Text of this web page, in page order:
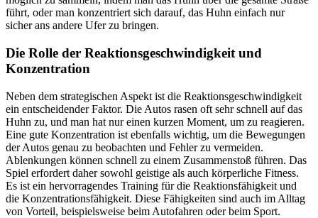
führt, oder man konzentriert sich darauf, das Huhn einfach nur
sicher ans andere Ufer zu bringen.
Die Rolle der Reaktionsgeschwindigkeit und
Konzentration
Neben dem strategischen Aspekt ist die Reaktionsgeschwindigkeit
ein entscheidender Faktor. Die Autos rasen oft sehr schnell auf das
Huhn zu, und man hat nur einen kurzen Moment, um zu reagieren.
Eine gute Konzentration ist ebenfalls wichtig, um die Bewegungen
der Autos genau zu beobachten und Fehler zu vermeiden.
Ablenkungen können schnell zu einem Zusammenstoß führen. Das
Spiel erfordert daher sowohl geistige als auch körperliche Fitness.
Es ist ein hervorragendes Training für die Reaktionsfähigkeit und
die Konzentrationsfähigkeit. Diese Fähigkeiten sind auch im Alltag
von Vorteil, beispielsweise beim Autofahren oder beim Sport.